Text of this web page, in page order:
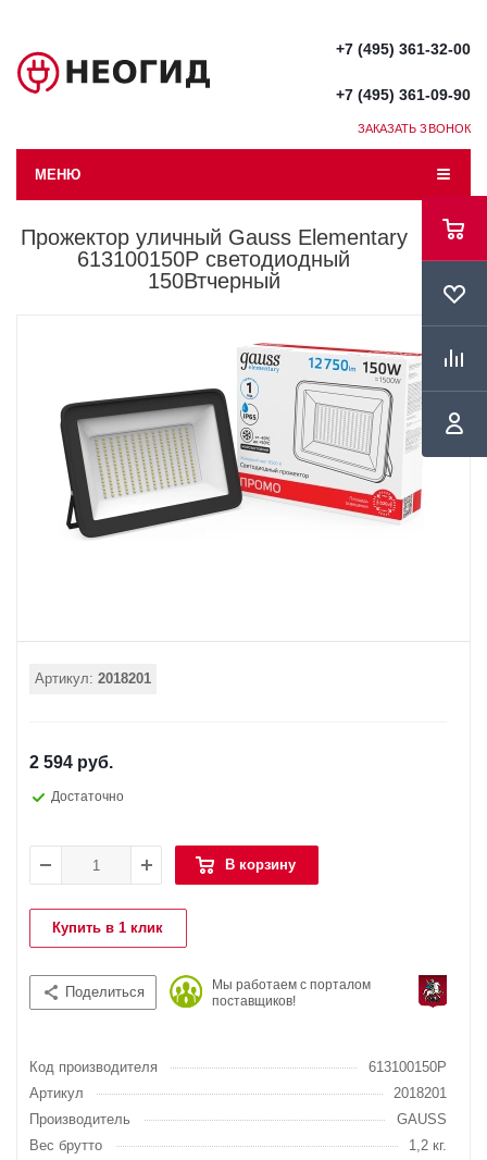
+7 (495) 361-32-00
+7 (495) 361-09-90
ЗАКАЗАТЬ ЗВОНОК
МЕНЮ
Прожектор уличный Gauss Elementary
613100150P светодиодный
150Втчерный
Артикул: 2018201
2 594 руб.
Достаточно
В корзину
Купить в 1 клик
Поделиться
Мы работаем с порталом
поставщиков!
Код производителя
613100150P
Артикул
2018201
Производитель
GAUSS
Вес брутто
1,2 кг.